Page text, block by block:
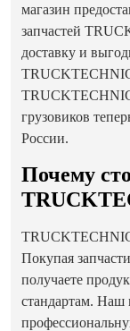
магазин
запчастей
доставку и
грузовиков
России.
Почему
TRUCKTECHNIC
Покупая
получаете
стандартам. Наш